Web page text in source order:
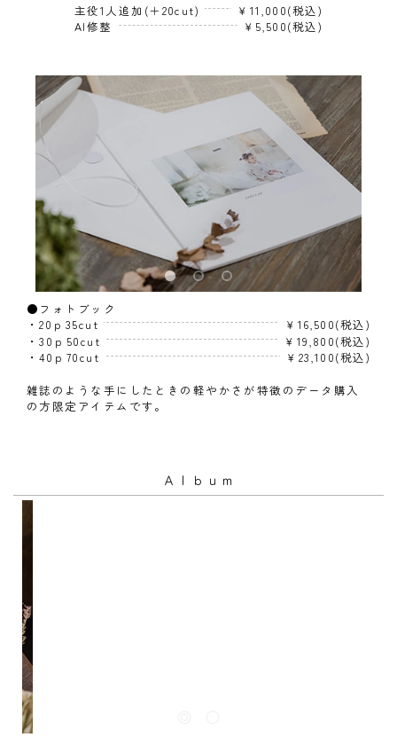
主役1人追加(＋20cut)
￥11,000(税込)
AI修整
￥5,500(税込)
●フォトブック
・20ｐ35cut
￥16,500(税込)
・30ｐ50cut
￥19,800(税込)
・40ｐ70cut
￥23,100(税込)
雑誌のような手にしたときの軽やかさが特徴のデータ購入
の方限定アイテムです。
Ａｌｂｕｍ